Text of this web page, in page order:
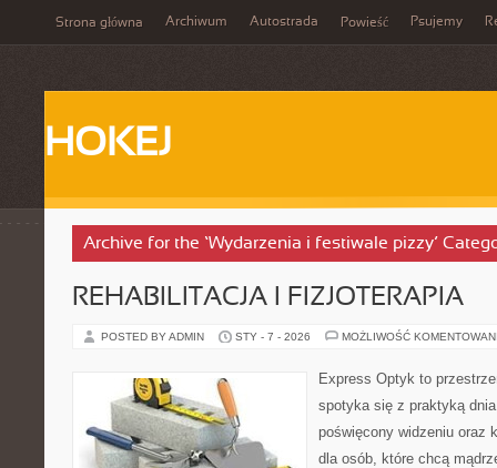
Strona główna Archiwum Autostrada Powieść Psujemy
HOKEJ
Archive for the ‘Wydarzenia i festiwale pizzy’
REHABILITACJA I FIZJOTERAPIA
POSTED BY ADMIN STY - 7 - 2026 MOŻLIWOŚĆ
Express Optyk to
spotyka się z praktyką
poświęcony widzeniu oraz
dla osób, które chcą